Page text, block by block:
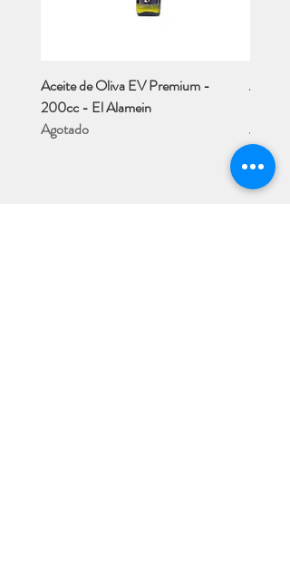
Aceite de Oliva EV Premium -
200cc - El Alamein
Agotado
Aceite
Agotado